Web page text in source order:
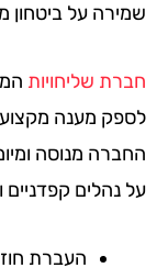
על ביטחון מידע
שליחויותהמציעה
מענה מקצועי
מנוסה ומיומן
נהלים קפדניים
העברת חוזים